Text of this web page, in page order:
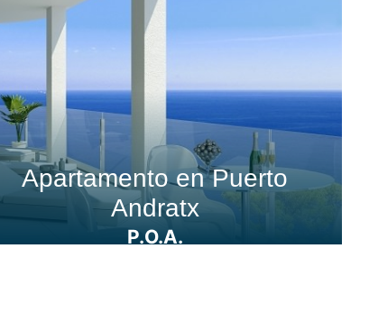
Apartamento en Puerto
Andratx
P.O.A.